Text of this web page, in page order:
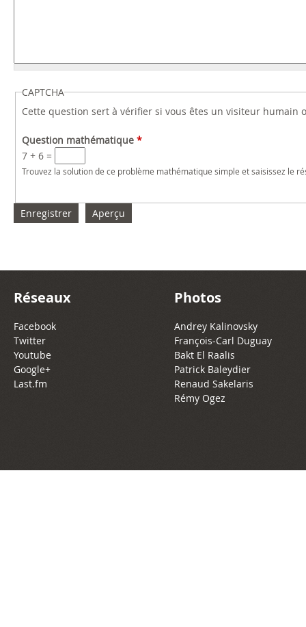
CAPTCHA
Cette question sert à vérifier si vous êtes un visiteur
Question mathématique *
7 + 6 =
Trouvez la solution de ce problème mathématique simple et saisissez le
Réseaux
Facebook
Twitter
Youtube
Google+
Last.fm
Photos
Andrey Kalinovsky
François-Carl Duguay
Bakt El Raalis
Patrick Baleydier
Renaud Sakelaris
Rémy Ogez